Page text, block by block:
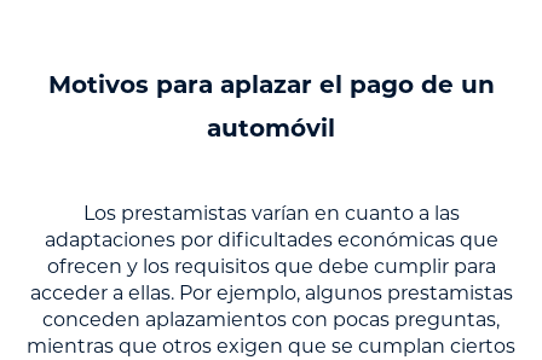
Motivos para aplazar el pago de un
automóvil
Los prestamistas varían en cuanto a las
adaptaciones por dificultades económicas que
ofrecen y los requisitos que debe cumplir para
acceder a ellas. Por ejemplo, algunos prestamistas
conceden aplazamientos con pocas preguntas,
mientras que otros exigen que se cumplan ciertos